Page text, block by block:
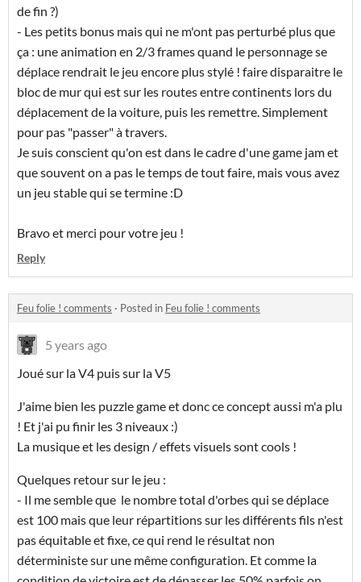
de fin ?)
- Les petits bonus mais qui ne m'ont pas perturbé plus que
ça : une animation en 2/3 frames quand le personnage se
déplace rendrait le jeu encore plus stylé ! faire disparaitre le
bloc de mur qui est sur les routes entre continents lors du
déplacement de la voiture, puis les remettre. Simplement
pour pas "passer" à travers.
Je suis conscient qu'on est dans le cadre d'une game jam et
que souvent on a pas le temps de tout faire, mais vous avez
un jeu stable qui se termine :D
Bravo et merci pour votre jeu !
Reply
Feu folie ! comments · Posted in Feu folie ! comments
5 years ago
Joué sur la V4 puis sur la V5
J'aime bien les puzzle game et donc ce concept aussi m'a plu
! Et j'ai pu finir les 3 niveaux :)
La musique et les design / effets visuels sont cools !
Quelques retour sur le jeu :
- Il me semble que le nombre total d'orbes qui se déplace
est 100 mais que leur répartitions sur les différents fils n'est
pas équitable et fixe, ce qui rend le résultat non
déterministe sur une même configuration. Et comme la